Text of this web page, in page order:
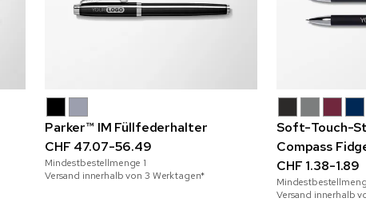
Parker™ IM Füllfederhalter
CHF 47.07-56.49
Mindestbestellmenge 1
Versand innerhalb von 3 Werktagen*
Soft-Touch-
Compass
CHF 1.38-1.89
Versand innerhalb